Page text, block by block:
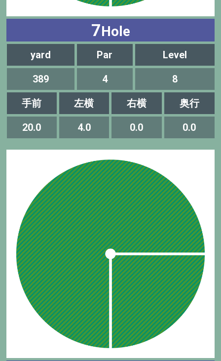
7Hole
yard Par Level
389 4 8
手前 左横 右横 奥行
20.0 4.0 0.0 0.0